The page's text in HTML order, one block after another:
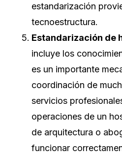
estandarización
tecnoestructura.
Estandarización de
incluye los
es un importante
coordinación de
servicios
operaciones de un
de arquitectura o
funcionar